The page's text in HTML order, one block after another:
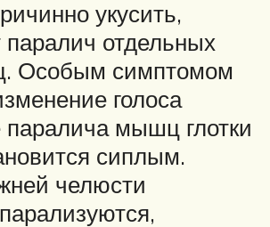
укусить,
паралич отдельных
Особым симптомом
голоса
паралича мышц глотки
сиплым.
челюсти